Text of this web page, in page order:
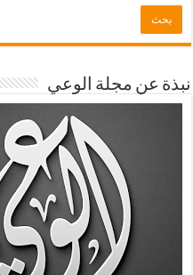
نبذة عن مجلة الوعي